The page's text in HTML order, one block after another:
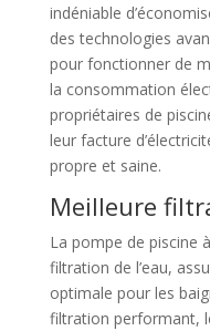
indéniable
des technologies
pour fonctionner de
la consommation
propriétaires de
leur facture
propre et saine.
Meilleure
La pompe de piscine
filtration de l’eau,
optimale pour les
filtration performant,